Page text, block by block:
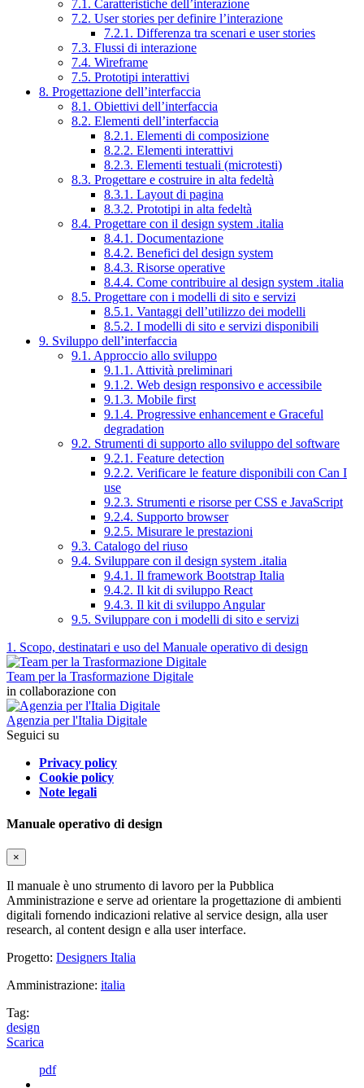
7.1. Caratteristiche dell’interazione
7.2. User stories per definire l’interazione
7.2.1. Differenza tra scenari e user stories
7.3. Flussi di interazione
7.4. Wireframe
7.5. Prototipi interattivi
8. Progettazione dell’interfaccia
8.1. Obiettivi dell’interfaccia
8.2. Elementi dell’interfaccia
8.2.1. Elementi di composizione
8.2.2. Elementi interattivi
8.2.3. Elementi testuali (microtesti)
8.3. Progettare e costruire in alta fedeltà
8.3.1. Layout di pagina
8.3.2. Prototipi in alta fedeltà
8.4. Progettare con il design system .italia
8.4.1. Documentazione
8.4.2. Benefici del design system
8.4.3. Risorse operative
8.4.4. Come contribuire al design system .italia
8.5. Progettare con i modelli di sito e servizi
8.5.1. Vantaggi dell’utilizzo dei modelli
8.5.2. I modelli di sito e servizi disponibili
9. Sviluppo dell’interfaccia
9.1. Approccio allo sviluppo
9.1.1. Attività preliminari
9.1.2. Web design responsivo e accessibile
9.1.3. Mobile first
9.1.4. Progressive enhancement e Graceful
degradation
9.2. Strumenti di supporto allo sviluppo del software
9.2.1. Feature detection
9.2.2. Verificare le feature disponibili con Can I
use
9.2.3. Strumenti e risorse per CSS e JavaScript
9.2.4. Supporto browser
9.2.5. Misurare le prestazioni
9.3. Catalogo del riuso
9.4. Sviluppare con il design system .italia
9.4.1. Il framework Bootstrap Italia
9.4.2. Il kit di sviluppo React
9.4.3. Il kit di sviluppo Angular
9.5. Sviluppare con i modelli di sito e servizi
1. Scopo, destinatari e uso del Manuale operativo di design
Team per la Trasformazione Digitale
in collaborazione con
Agenzia per l'Italia Digitale
Seguici su
Privacy policy
Cookie policy
Note legali
Manuale operativo di design
×
Il manuale è uno strumento di lavoro per la Pubblica
Amministrazione e serve ad orientare la progettazione di ambienti
digitali fornendo indicazioni relative al service design, alla user
research, al content design e alla user interface.
Progetto: Designers Italia
Amministrazione: italia
Tag:
design
Scarica
pdf